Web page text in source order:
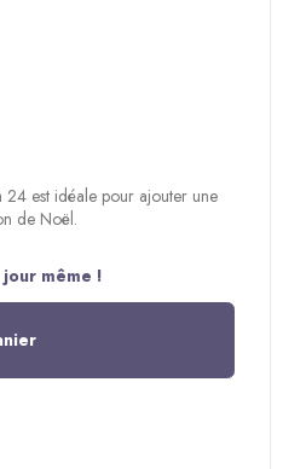
24 est idéale pour ajouter une
de Noël.
même !